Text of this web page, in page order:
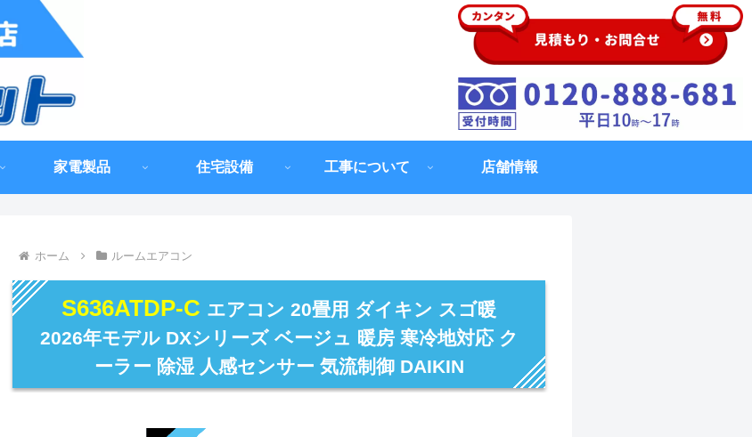
家電製品 住宅設備 工事について 店舗情報
ホーム ルームエアコン
S636ATDP-C エアコン 20畳用 ダイキン スゴ暖
2026年モデル DXシリーズ ベージュ 暖房 寒冷地対応 ク
ーラー 除湿 人感センサー 気流制御 DAIKIN